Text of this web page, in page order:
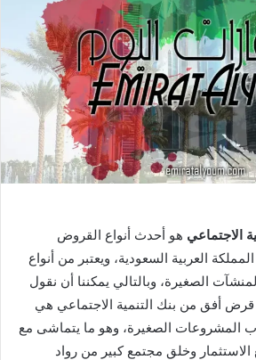
الاجتماعي هو أحدث أنواع القروض
العربية السعودية، ويعتبر من أنواع
الصغيرة، وبالتالي يمكننا أن نقول
قرض أفق من بنك التنمية الاجتماعي هي
المشروعات الصغيرة، وهو ما يتماشى مع
وخلق مجتمع كبير من رواد